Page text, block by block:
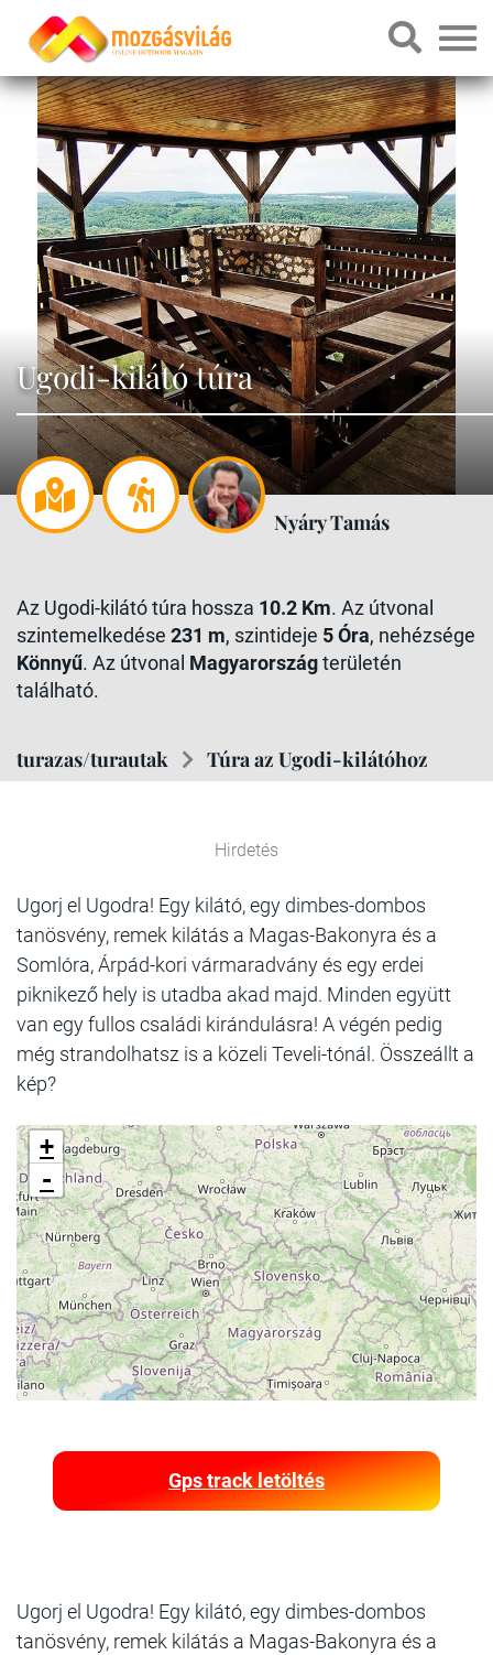
Ugodi-kilátó túra
Nyáry Tamás
Az Ugodi-kilátó túra hossza 10.2 Km. Az útvonal
szintemelkedése 231 m, szintideje 5 Óra, nehézsége
Könnyű. Az útvonal Magyarországterületén
található.
turazas/turautak Túra az Ugodi-kilátóhoz
Hirdetés
Ugorj el Ugodra! Egy kilátó, egy dimbes-dombos
tanösvény, remek kilátás a Magas-Bakonyra és a
Somlóra, Árpád-kori vármaradvány és egy erdei
piknikező hely is utadba akad majd. Minden együtt
van egy fullos családi kirándulásra! A végén pedig
még strandolhatsz is a közeli Teveli-tónál. Összeállt a
kép?
+
-
Gps track letöltés
Ugorj el Ugodra! Egy kilátó, egy dimbes-dombos
tanösvény, remek kilátás a Magas-Bakonyra és a